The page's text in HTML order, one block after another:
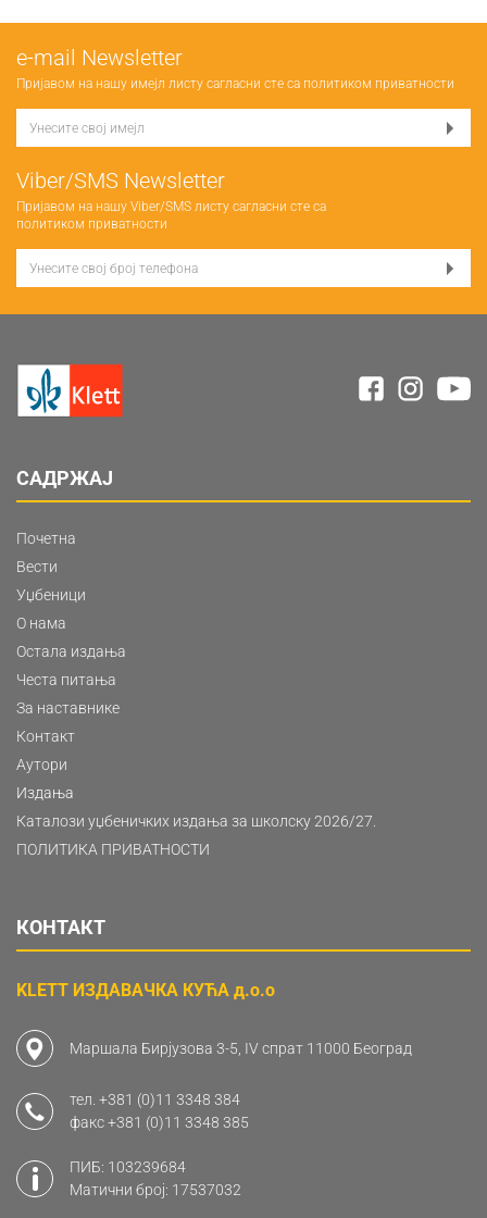
е-mail Newsletter
Пријавом на нашу имејл листу сагласни сте са политиком приватности
Viber/SMS Newsletter
Пријавом на нашу Viber/SMS листу сагласни сте са
политиком приватности
САДРЖАЈ
Почетна
Вести
Уџбеници
О нама
Остала издања
Честа питања
За наставнике
Контакт
Аутори
Издања
Каталози уџбеничких издања за школску 2026/27.
ПОЛИТИКА ПРИВАТНОСТИ
КОНТАКТ
KLETT ИЗДАВАЧКА КУЋА д.о.о
Маршала Бирјузова 3-5, IV спрат 11000 Београд
тел. +381 (0)11 3348 384
факс+381 (0)11 3348 385
ПИБ: 103239684
Матични број: 17537032